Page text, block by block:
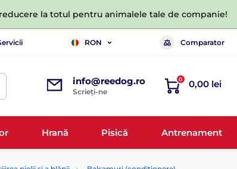
la totul pentru animalele tale de companie!
RON Comparator
info@reedog.ro
Scrieți-ne
0 0,00 lei
Hrană Pisică Antrenament